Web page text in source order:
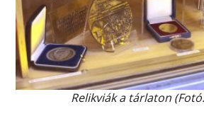
Relikviák a tárlaton